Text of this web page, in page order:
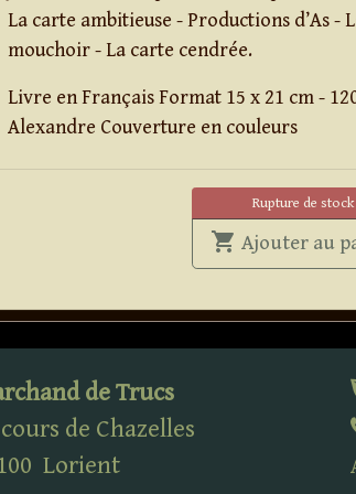
La carte ambitieuse - Productions d’As -
mouchoir - La carte cendrée.
Livre en Français Format 15 x 21 cm -
Alexandre Couverture en couleurs
Rupture de stock
shopping_cart Ajouter au
de Trucs
de Chazelles
Lorient